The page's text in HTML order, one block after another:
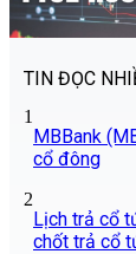
TIN ĐỌC
1
MBBank
cổ đông
2
Lịch trả cổ
chốt trả cổ